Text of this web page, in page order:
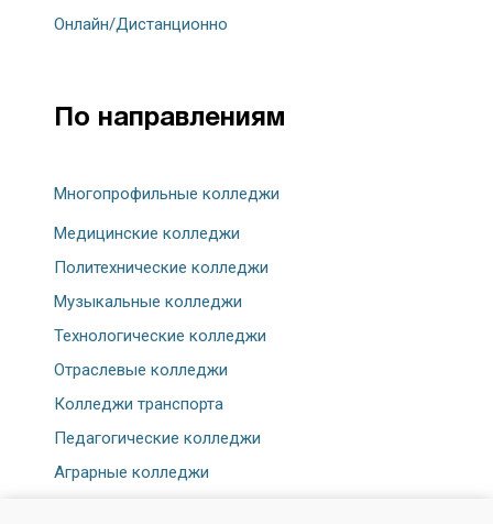
Онлайн/Дистанционно
По направлениям
Многопрофильные колледжи
Медицинские колледжи
Политехнические колледжи
Музыкальные колледжи
Технологические колледжи
Отраслевые колледжи
Колледжи транспорта
Педагогические колледжи
Аграрные колледжи